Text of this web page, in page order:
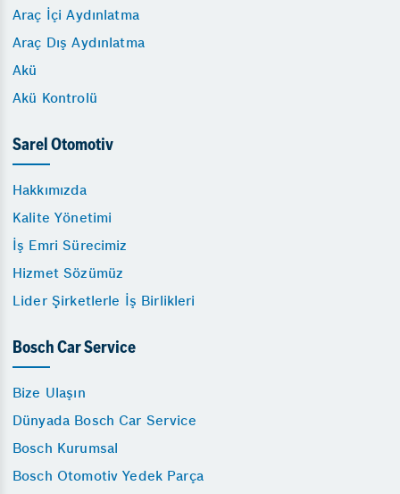
Araç İçi Aydınlatma
Araç Dış Aydınlatma
Akü
Akü Kontrolü
Sarel Otomotiv
Hakkımızda
Kalite Yönetimi
İş Emri Sürecimiz
Hizmet Sözümüz
Lider Şirketlerle İş Birlikleri
Bosch Car Service
Bize Ulaşın
Dünyada Bosch Car Service
Bosch Kurumsal
Bosch Otomotiv Yedek Parça